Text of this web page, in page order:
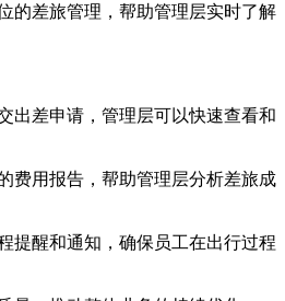
的差旅管理，帮助管理层实时了解
出差申请，管理层可以快速查看和
费用报告，帮助管理层分析差旅成
提醒和通知，确保员工在出行过程